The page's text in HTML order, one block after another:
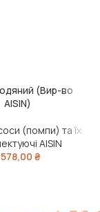
(Вир-во
AISIN)
(помпи) та їх
AISIN
578,00 ₴